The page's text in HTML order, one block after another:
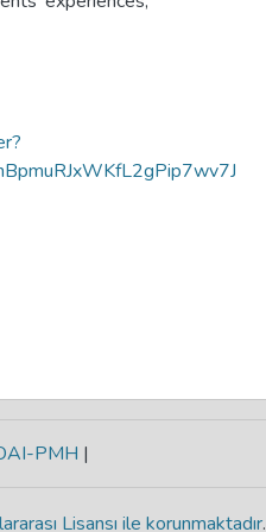
PMH |
Lisansı ile korunmaktadır.